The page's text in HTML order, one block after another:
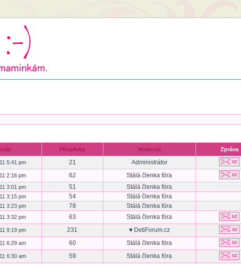
Příspěvky Hodnost Zpráva
5:41 pm 21
Administrátor
2:16 pm 62
Stálá členka fóra
3:01 pm 51
Stálá členka fóra
3:15 pm 54
Stálá členka fóra
3:23 pm 78
Stálá členka fóra
3:32 pm 63
Stálá členka fóra
9:19 pm 231
♥ DetiForum.cz
6:29 am 60
Stálá členka fóra
6:30 am 59
Stálá členka fóra